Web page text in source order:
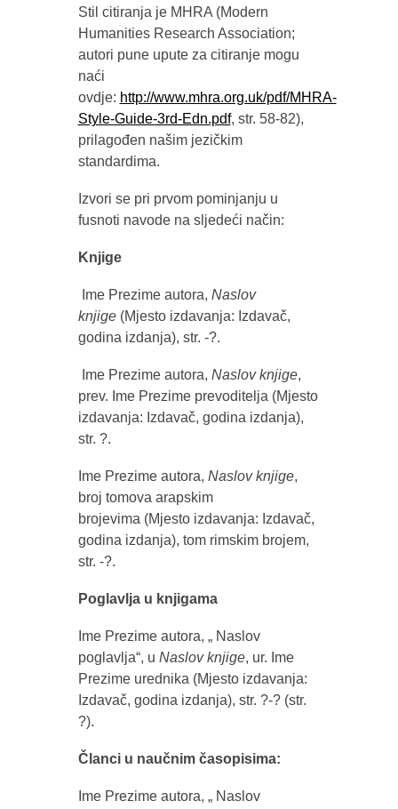
Stil citiranja je MHRA (Modern
Humanities Research Association;
autori pune upute za citiranje mogu
naći
ovdje: http://www.mhra.org.uk/pdf/MHRA-
Style-Guide-3rd-Edn.pdf, str. 58-82),
prilagođen našim jezičkim
standardima.
Izvori se pri prvom pominjanju u
fusnoti navode na sljedeći način:
Knjige
Ime Prezime autora, Naslov
knjige (Mjesto izdavanja: Izdavač,
godina izdanja), str. -?.
Ime Prezime autora, Naslov knjige,
prev. Ime Prezime prevoditelja (Mjesto
izdavanja: Izdavač, godina izdanja),
str. ?.
Ime Prezime autora, Naslov knjige,
broj tomova arapskim
brojevima (Mjesto izdavanja: Izdavač,
godina izdanja), tom rimskim brojem,
str. -?.
Poglavlja u knjigama
Ime Prezime autora, „ Naslov
poglavlja“, u Naslov knjige, ur. Ime
Prezime urednika (Mjesto izdavanja:
Izdavač, godina izdanja), str. ?-? (str.
?).
Članci u naučnim časopisima:
Ime Prezime autora, „ Naslov